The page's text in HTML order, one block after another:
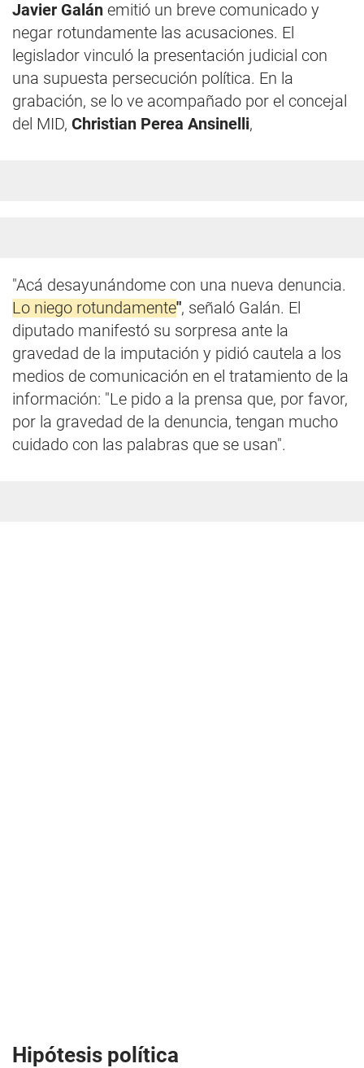
Javier Galán emitió un breve comunicado y
negar rotundamente las acusaciones. El
legislador vinculó la presentación judicial con
una supuesta persecución política. En la
grabación, se lo ve acompañado por el concejal
del MID, Christian Perea Ansinelli,
"Acá desayunándome con una nueva denuncia.
Lo niego rotundamente", señaló Galán. El
diputado manifestó su sorpresa ante la
gravedad de la imputación y pidió cautela a los
medios de comunicación en el tratamiento de la
información: "Le pido a la prensa que, por favor,
por la gravedad de la denuncia, tengan mucho
cuidado con las palabras que se usan".
Hipótesis política